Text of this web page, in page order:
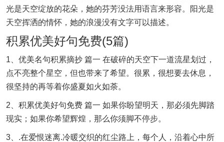
光是天空绽放的花朵，她的芬芳没法用语言来形容。阳光是
天空挥洒的情怀，她的浪漫没有文字可以描述。
积累优美好句免费(5篇)
1、优美名句积累摘抄 篇一 在破碎的天空下一道流星划过，
点不亮整个星空，但也带来了希望。很累，很想要去休息，
很坚持的再等着你盛夏如火如荼。
2、积累优美好句免费 篇一 如果你盼望明天，那必须先脚踏
现实；如果你希望辉煌，那么你须脚不停步。
3、.在爱恨迷离.冷暖交织的红尘路上，每个人，沿着心中所